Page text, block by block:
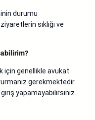
durumu
sıklığı ve
için genellikle avukat
gerekmektedir.
yapamayabilirsiniz.